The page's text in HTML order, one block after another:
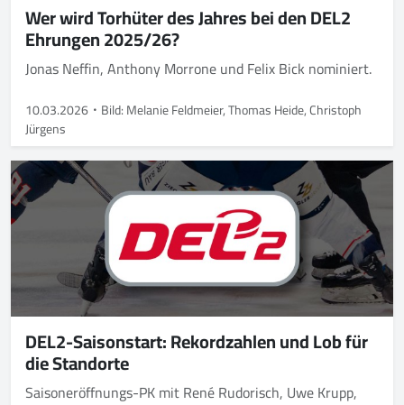
Wer wird Torhüter des Jahres bei den DEL2
Ehrungen 2025/26?
Jonas Neffin, Anthony Morrone und Felix Bick nominiert.
10.03.2026 Bild: Melanie Feldmeier, Thomas Heide, Christoph
Jürgens
DEL2-Saisonstart: Rekordzahlen und Lob für
die Standorte
Saisoneröffnungs-PK mit René Rudorisch, Uwe Krupp,